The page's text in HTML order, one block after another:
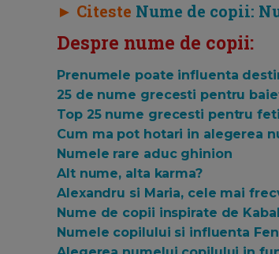
► Citeste Nume de copii:
Despre nume de copii:
Prenumele poate influenta
25 de nume grecesti pentru
Top 25 nume grecesti pentru
Cum ma pot hotari in alegerea
Numele rare aduc ghinion
Alt nume, alta karma?
Alexandru si Maria, cele mai
Nume de copii inspirate de
Numele copilului si influenta